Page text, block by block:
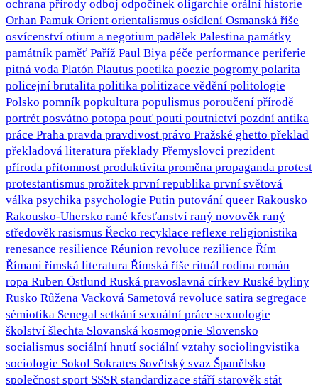
ochrana přírody odboj odpočinek oligarchie orální historie
Orhan Pamuk Orient orientalismus osídlení Osmanská říše
osvícenství otium a negotium padělek Palestina památky
památník paměť Paříž Paul Biya péče performance periferie
pitná voda Platón Plautus poetika poezie pogromy polarita
policejní brutalita politika politizace vědění politologie
Polsko pomník popkultura populismus poroučení přírodě
portrét posvátno potopa pouť pouti poutnictví pozdní antika
práce Praha pravda pravdivost právo Pražské ghetto překlad
překladová literatura překlady Přemyslovci prezident
příroda přítomnost produktivita proměna propaganda protest
protestantismus prožitek první republika první světová
válka psychika psychologie Putin putování queer Rakousko
Rakousko-Uhersko rané křesťanství raný novověk raný
středověk rasismus Řecko recyklace reflexe religionistika
renesance resilience Réunion revoluce rezilience Řím
Římani římská literatura Římská říše rituál rodina román
ropa Ruben Östlund Ruská pravoslavná církev Ruské byliny
Rusko Růžena Vacková Sametová revoluce satira segregace
sémiotika Senegal setkání sexuální práce sexuologie
školství šlechta Slovanská kosmogonie Slovensko
socialismus sociální hnutí sociální vztahy sociolingvistika
sociologie Sokol Sokrates Sovětský svaz Španělsko
společnost sport SSSRstandardizace stáří starověk stát